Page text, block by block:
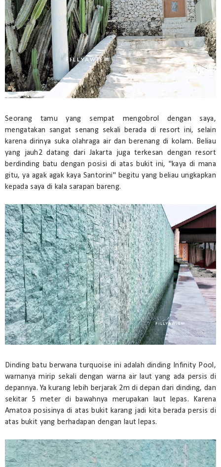
Seorang tamu yang sempat mengobrol dengan saya,
mengatakan sangat senang sekali berada di resort ini, selain
karena dirinya suka olahraga air dan berenang di kolam. Beliau
yang jauh2 datang dari Jakarta juga terkesan dengan resort
berdinding batu dengan posisi di atas bukit ini, "kaya di mana
gitu, ya agak agak kaya Santorini" begitu yang beliau ungkapkan
kepada saya di kala sarapan bareng.
Dinding batu berwana turquoise ini adalah dinding Infinity Pool,
warnanya mirip sekali dengan warna air laut yang ada persis di
depannya. Ya kurang lebih berjarak 2m di depan dari dinding, dan
sekitar 5 meter di bawahnya merupakan laut lepas. Karena
Amatoa posisinya di atas bukit karang jadi kita berada persis di
atas bukit yang berhadapan dengan laut lepas.